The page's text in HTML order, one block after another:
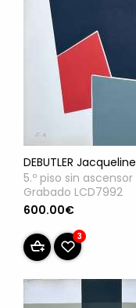
DEBUTLER Jacqueline
5.º piso sin ascensor
Grabado LCD7992
600.00€
3